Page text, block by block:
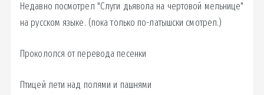
Недавно посмотрел "Слуги дьявола на чертовой мельнице"
на русcком языке. (пока только по-латышски смотрел.)
Прокололся от перевода песенки
Птицей лети над полями и пашнями